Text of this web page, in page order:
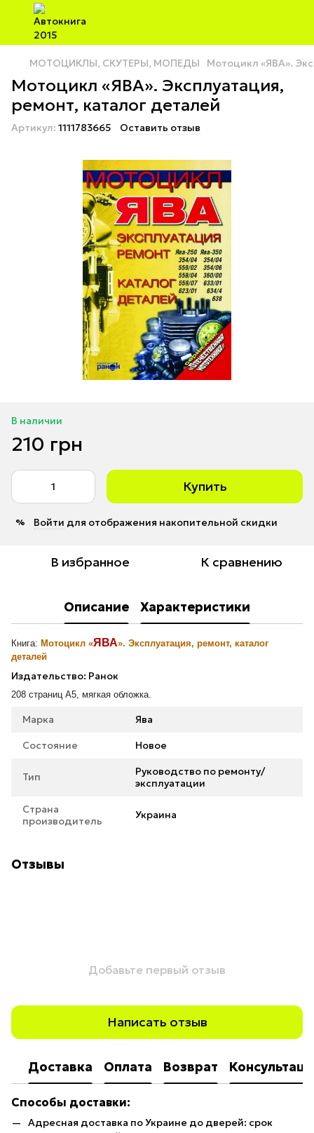
МОТОЦИКЛЫ, СКУТЕРЫ, МОПЕДЫ Мотоцикл «ЯВА».
Мотоцикл «ЯВА». Эксплуатация,
ремонт, каталог деталей
Артикул: 1111783665 Оставить отзыв
В наличии
210 грн
Купить
% Войти для отображения накопительной скидки
В избранное К сравнению
Описание Характеристики
Книга: Мотоцикл «ЯВА». Эксплуатация, ремонт, каталог
деталей
Издательство: Ранок
208 страниц А5, мягкая обложка.
Марка Ява
Состояние Новое
Тип
Руководство по ремонту/
эксплуатации
Страна
производитель
Украина
Отзывы
Добавьте первый отзыв
Написать отзыв
Доставка Оплата Возврат
Способы доставки:
Адресная доставка по Украине до дверей: срок